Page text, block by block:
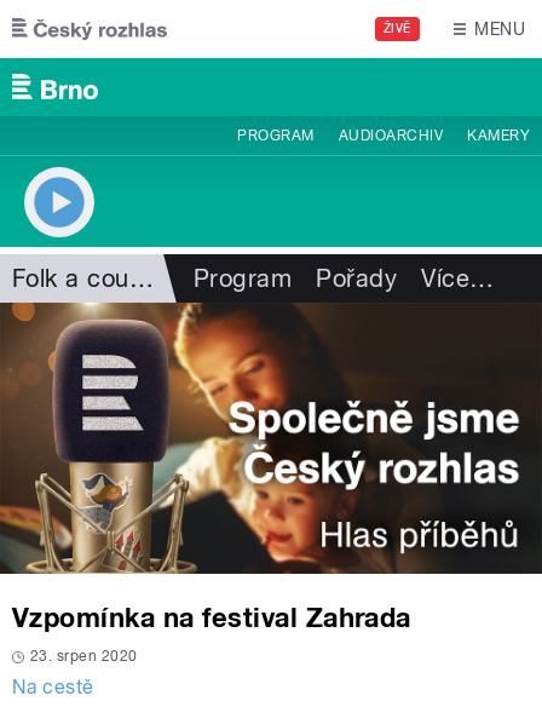
Přejít k hlavnímu obsahu
ŽIVĚ MENU
PROGRAM AUDIOARCHIV KAMERY
Folk a country Program Pořady Více…
Vzpomínka na festival Zahrada
23. srpen 2020
Na cestě